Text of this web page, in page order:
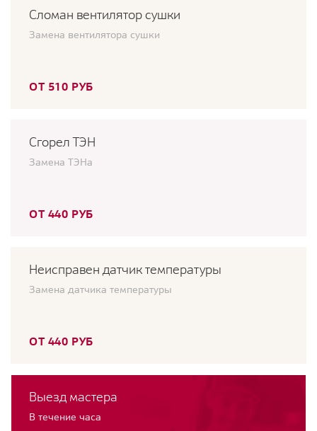
Сломан вентилятор сушки
Замена вентилятора сушки
ОТ 510 РУБ
Сгорел ТЭН
Замена ТЭНа
ОТ 440 РУБ
Неисправен датчик температуры
Замена датчика температуры
ОТ 440 РУБ
Выезд мастера
В течение часа